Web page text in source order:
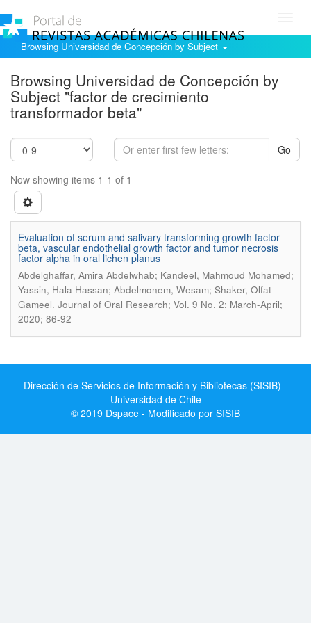
Browsing Universidad de Concepción by Subject
Browsing Universidad de Concepción by
Subject "factor de crecimiento
transformador beta"
Go
Now showing items 1-1 of 1
Evaluation of serum and salivary transforming growth factor
beta, vascular endothelial growth factor and tumor necrosis
factor alpha in oral lichen planus
Abdelghaffar, Amira Abdelwhab; Kandeel, Mahmoud Mohamed;
Yassin, Hala Hassan; Abdelmonem, Wesam; Shaker, Olfat
Gameel. Journal of Oral Research; Vol. 9 No. 2: March-April;
2020; 86-92
Dirección de Servicios de Información y Bibliotecas (SISIB) -
Universidad de Chile
© 2019 Dspace - Modificado por SISIB